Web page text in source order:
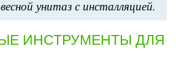
унитаз с инсталляцией.
ИНСТРУМЕНТЫ ДЛЯ